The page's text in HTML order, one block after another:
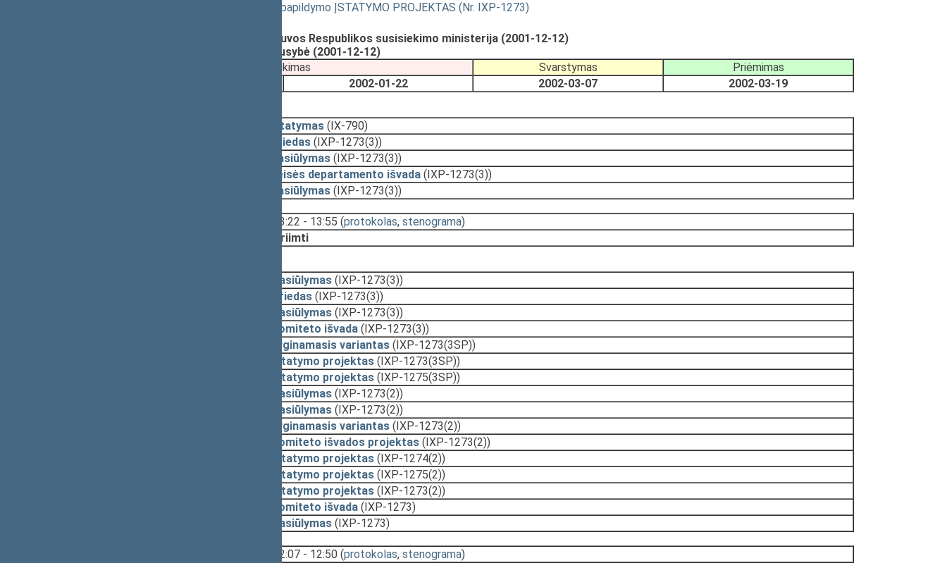
Kelių transporto kodekso pakeitimo ir papildymo ĮSTATYMO PROJEKTAS (Nr. IXP-1273)
Zigmantas BALČYTIS, Lietuvos Respublikos susisiekimo ministerija (2001-12-12)
Lietuvos Respublikos Vyriausybė (2001-12-12)
Pateikimas
Svarstymas
Priėmimas
2002-01-22 2002-03-07 2002-03-19
Įstatymas (IX-790)
Priedas (IXP-1273(3))
Pasiūlymas (IXP-1273(3))
Teisės departamento išvada (IXP-1273(3))
Pasiūlymas (IXP-1273(3))
13:22 - 13:55 (protokolas, stenograma)
Priimti
Pasiūlymas (IXP-1273(3))
Priedas (IXP-1273(3))
Pasiūlymas (IXP-1273(3))
Komiteto išvada (IXP-1273(3))
Lyginamasis variantas (IXP-1273(3SP))
Įstatymo projektas (IXP-1273(3SP))
Įstatymo projektas (IXP-1275(3SP))
Pasiūlymas (IXP-1273(2))
Pasiūlymas (IXP-1273(2))
Lyginamasis variantas (IXP-1273(2))
Komiteto išvados projektas (IXP-1273(2))
Įstatymo projektas (IXP-1274(2))
Įstatymo projektas (IXP-1275(2))
Įstatymo projektas (IXP-1273(2))
Komiteto išvada (IXP-1273)
Pasiūlymas (IXP-1273)
12:07 - 12:50 (protokolas, stenograma)